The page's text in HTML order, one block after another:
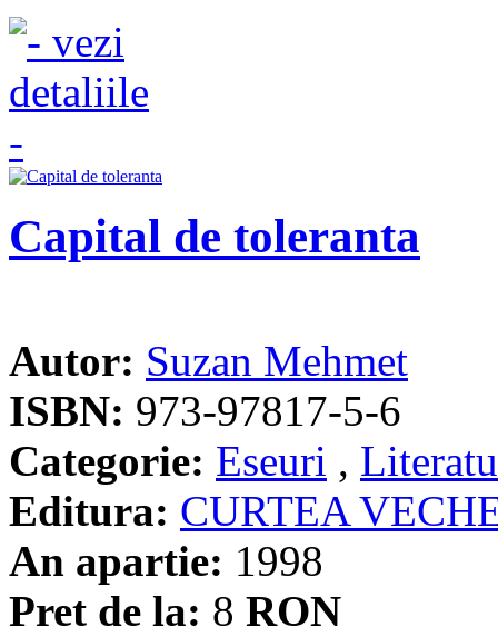
Capital de toleranta
Autor: Suzan Mehmet
ISBN: 973-97817-5-6
Categorie: Eseuri ,
Editura: CURTEA
An apartie: 1998
Pret de la: 8 RON